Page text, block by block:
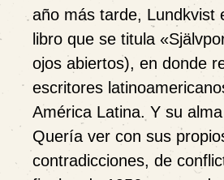
año más tarde, Lundkvist
libro que se titula «
ojos abiertos), en donde
escritores
América Latina. Y su
Quería ver con sus
contradicciones, de